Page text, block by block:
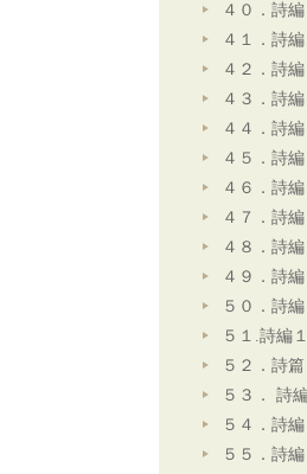
４０．詩
４１．詩
４２．詩
４３．詩
４４．詩
４５．詩
４６．詩
４７．詩
４８．詩
４９．詩
５０．詩
５１.詩編
５２．詩
５３． 詩
５４．詩
５５．詩